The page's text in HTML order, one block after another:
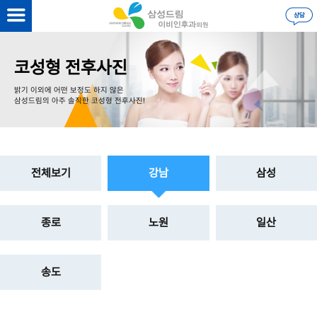
코성형 전후사진
밝기 이외에 어떤 보정도 하지 않은
삼성드림의 아주 솔직한 코성형 전후사진!
을 하시면더 자세한 정보
전체보기 강남 삼성
종로 노원 일산
송도